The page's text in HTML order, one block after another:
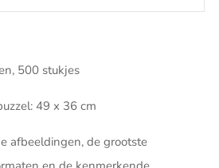
500 stukjes
49 x 36 cm
afbeeldingen, de grootste